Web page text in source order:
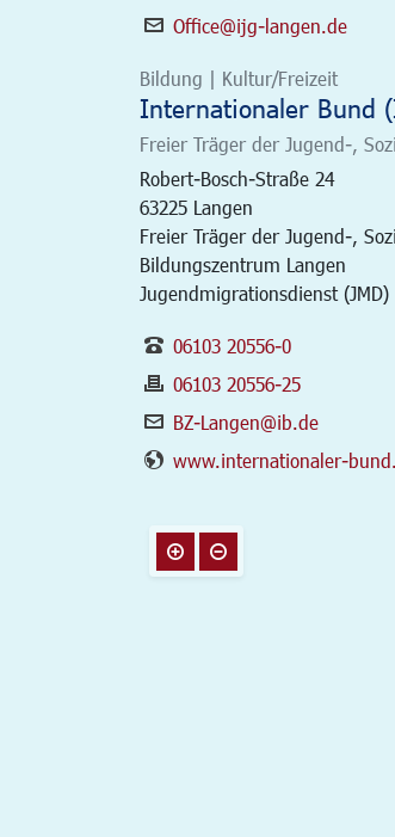
Office@ijg-langen.de
Bildung | Kultur/Freizeit
Internationaler Bund
Freier Träger der Jugend-,
Robert-Bosch-Straße 24
63225 Langen
Freier Träger der Jugend-,
Bildungszentrum Langen
Jugendmigrationsdienst (JMD)
06103 20556-0
06103 20556-25
BZ-Langen@ib.de
www.internationaler-